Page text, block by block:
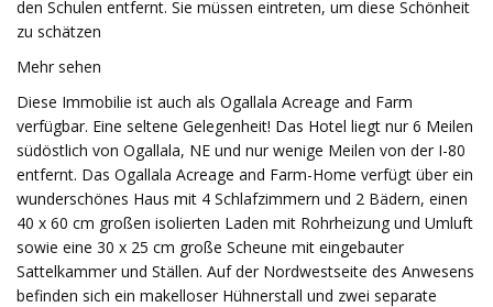
den Schulen entfernt. Sie müssen eintreten, um diese Schönheit
zu schätzen
Mehr sehen
Diese Immobilie ist auch als Ogallala Acreage and Farm
verfügbar. Eine seltene Gelegenheit! Das Hotel liegt nur 6 Meilen
südöstlich von Ogallala, NE und nur wenige Meilen von der I-80
entfernt. Das Ogallala Acreage and Farm-Home verfügt über ein
wunderschönes Haus mit 4 Schlafzimmern und 2 Bädern, einen
40 x 60 cm großen isolierten Laden mit Rohrheizung und Umluft
sowie eine 30 x 25 cm große Scheune mit eingebauter
Sattelkammer und Ställen. Auf der Nordwestseite des Anwesens
befinden sich ein makelloser Hühnerstall und zwei separate